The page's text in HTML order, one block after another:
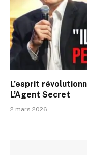
L’esprit
L’Agent Secret
2 mars 2026